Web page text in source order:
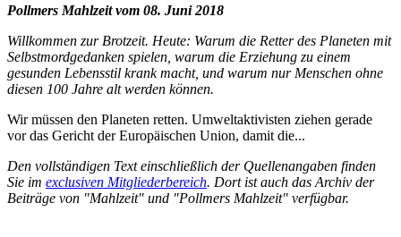
Pollmers Mahlzeit vom 08. Juni 2018
Willkommen zur Brotzeit. Heute: Warum die Retter des Planeten mit
Selbstmordgedanken spielen, warum die Erziehung zu einem
gesunden Lebensstil krank macht, und warum nur Menschen ohne
diesen 100 Jahre alt werden können.
Wir müssen den Planeten retten. Umweltaktivisten ziehen gerade
vor das Gericht der Europäischen Union, damit die...
Den vollständigen Text einschließlich der Quellenangaben finden
Sie im exclusiven Mitgliederbereich. Dort ist auch das Archiv der
Beiträge von "Mahlzeit" und "Pollmers Mahlzeit" verfügbar.